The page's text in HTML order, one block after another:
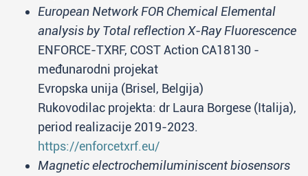
European Network FOR Chemical Elemental
analysis by Total reflection X-Ray Fluorescence
ENFORCE-TXRF, COST Action CA18130 -
međunarodni projekat
Evropska unija (Brisel, Belgija)
Rukovodilac projekta: dr Laura Borgese (Italija),
period realizacije 2019-2023.
https://enforcetxrf.eu/
Magnetic electrochemiluminiscent biosensors